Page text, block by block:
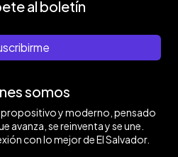
al boletín
somos
y moderno, pensado
avanza, se reinventa y se une.
con lo mejor de El Salvador.